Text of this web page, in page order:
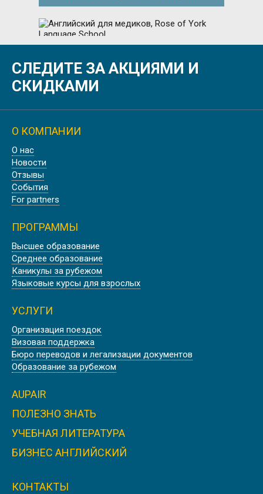
АНГЛИЙСКИЙ ДЛЯ МЕДИКОВ,
ROSE OF YORK LANGUAGE SCHOOL
БИЗНЕС АНГЛИЙСКИЙ В АНГЛИИ,
ПРОФЕССИОНАЛЬНЫЙ
АНГЛИЙСКИЙ ДЛЯ
АВИАЦИОННЫХ СПЕЦИАЛИСТОВ
В АНГЛИИ, ДЕВОН
КУРСЫ АНГЛИЙСКОГО ЯЗЫКА В
США, НЬЮ ЙОРК | EMBASSY
КУРСЫ АНГЛИЙСКОГО ЯЗЫКА В
АНГЛИИ, ЛЬЮИС | SUSSEX DOWNS
СЛЕДИТЕ ЗА АКЦИЯМИ И
СКИДКАМИ
О КОМПАНИИ
О нас
Новости
Отзывы
События
For partners
ПРОГРАММЫ
Высшее образование
Среднее образование
Каникулы за рубежом
Языковые курсы для взрослых
УСЛУГИ
Организация поездок
Визовая поддержка
Бюро переводов и легализации документов
Образование за рубежом
AUPAIR
ПОЛЕЗНО ЗНАТЬ
УЧЕБНАЯ ЛИТЕРАТУРА
БИЗНЕС АНГЛИЙСКИЙ
КОНТАКТЫ